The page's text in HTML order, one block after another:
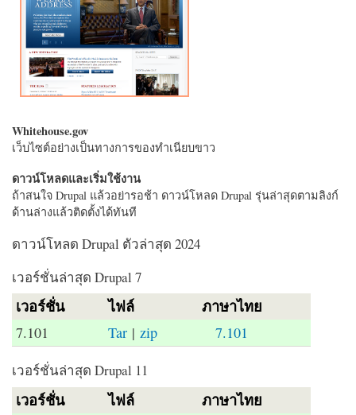
Whitehouse.gov
เว็บไซต์อย่างเป็นทางการของทำเนียบขาว
ดาวน์โหลดและเริ่มใช้งาน
ถ้าสนใจ Drupal แล้วอย่ารอช้า ดาวน์โหลด Drupal รุ่นล่าสุดตามลิงก์
ด้านล่างแล้วติดตั้งได้ทันที
ดาวน์โหลด Drupal ตัวล่าสุด 2024
เวอร์ชั่นล่าสุด Drupal 7
เวอร์ชั่น ไฟล์ ภาษาไทย
7.101 Tar |zip 7.101
เวอร์ชั่นล่าสุด Drupal 11
เวอร์ชั่น ไฟล์ ภาษาไทย